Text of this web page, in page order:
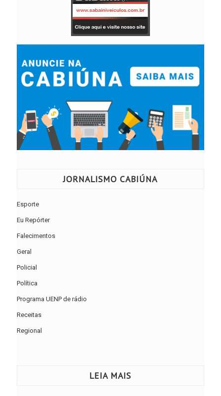
JORNALISMO CABIÚNA
Esporte
Eu Repórter
Falecimentos
Geral
Policial
Política
Programa UENP de rádio
Receitas
Regional
LEIA MAIS